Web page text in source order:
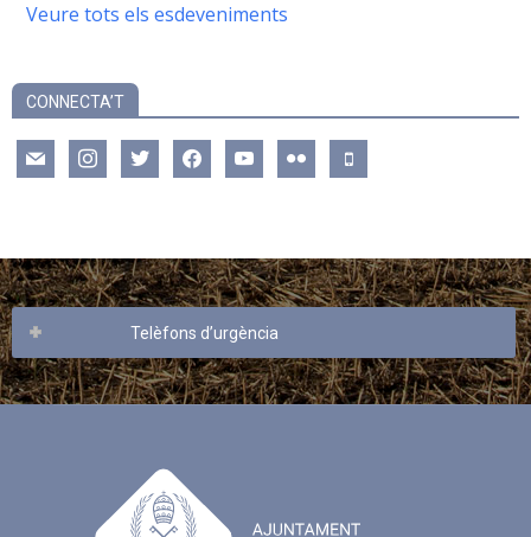
Veure tots els esdeveniments
CONNECTA’T
mail instagramtwitter facebookyoutube flickr mobile
Telèfons d’urgència